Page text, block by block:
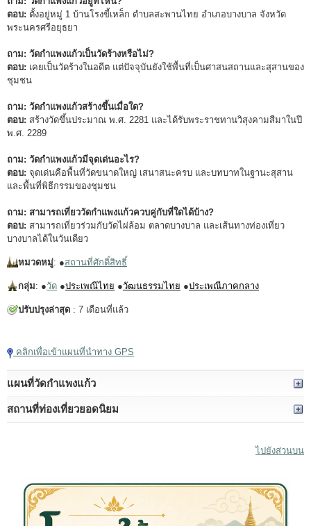
ตอบ: ตั้งอยู่หมู่ 1 บ้านโรงขี้เหล็ก ตำบลสะพานไทย อำเภอบางบาล จังหวัด
พระนครศรีอยุธยา
ถาม: วัดกำแพงแก้วเป็นวัดร้างหรือไม่?
ตอบ: เคยเป็นวัดร้างในอดีต แต่ปัจจุบันยังใช้พื้นที่เป็นศาสนสถานและสุสานของ
ชุมชน
ถาม: วัดกำแพงแก้วสร้างขึ้นเมื่อใด?
ตอบ: สร้างวัดขึ้นประมาณ พ.ศ. 2281 และได้รับพระราชทานวิสุงคามสีมาในปี
พ.ศ. 2289
ถาม: วัดกำแพงแก้วมีจุดเด่นอะไร?
ตอบ: จุดเด่นคือพื้นที่วัดขนาดใหญ่ เสนาสนะครบ และบทบาทในฐานะสุสาน
และพื้นที่พิธีกรรมของชุมชน
ถาม: สามารถเที่ยววัดกำแพงแก้วควบคู่กับที่ใดได้บ้าง?
ตอบ: สามารถเที่ยวร่วมกับวัดไผ่ล้อม ตลาดบางบาล และเส้นทางท่องเที่ยว
บางบาลได้ในวันเดียว
หมวดหมู่: ●สถานที่ศักดิ์สิทธิ์
กลุ่ม: ●วัด ●ประเพณีไทย ●วัฒนธรรมไทย ●ประเพณีภาคกลาง
ปรับปรุงล่าสุด : 7 เดือนที่แล้ว
คลิกเพื่อเข้าแผนที่นำทาง GPS
แผนที่วัดกำแพงแก้ว
สถานที่ท่องเที่ยวยอดนิยม
ไปยังส่วนบน